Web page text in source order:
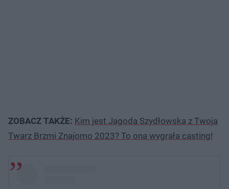
ZOBACZ TAKŻE: Kim jest Jagoda Szydłowska z Twoja
Twarz Brzmi Znajomo 2023? To ona wygrała casting!